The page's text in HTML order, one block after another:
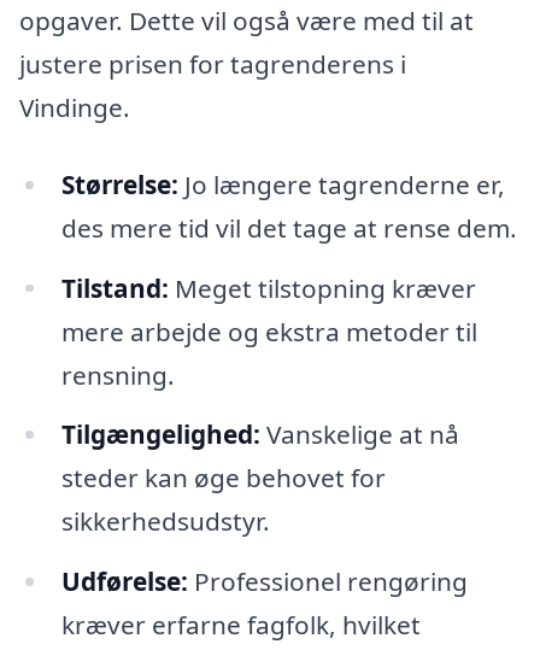
opgaver. Dette vil også være med til at
justere prisen for tagrenderens i
Vindinge.
Størrelse: Jo længere tagrenderne er,
des mere tid vil det tage at rense dem.
Tilstand: Meget tilstopning kræver
mere arbejde og ekstra metoder til
rensning.
Tilgængelighed: Vanskelige at nå
steder kan øge behovet for
sikkerhedsudstyr.
Udførelse: Professionel rengøring
kræver erfarne fagfolk, hvilket